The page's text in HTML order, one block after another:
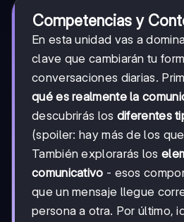
Competencias y
En esta unidad vas a
clave que cambiarán tu
conversaciones diarias.
qué es realmente la
descubrirás los diferentes
(spoiler: hay más de los
También explorarás los
comunicativo - esos
que un mensaje llegue
persona a otra. Por último,